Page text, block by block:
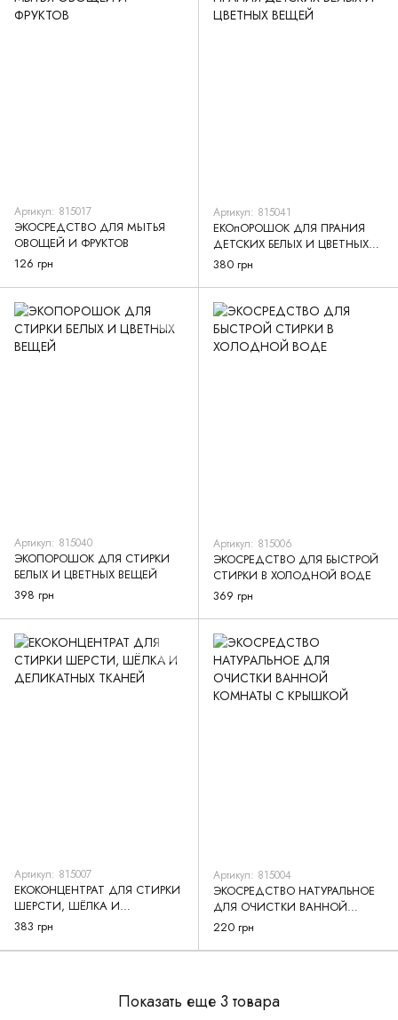
Артикул: 815017
ЭКОСРЕДСТВО ДЛЯ МЫТЬЯ
ОВОЩЕЙ И ФРУКТОВ
126 грн
Артикул: 815041
ЕКОпОРОШОК ДЛЯ ПРАНИЯ
ДЕТСКИХ БЕЛЫХ И ЦВЕТНЫХ
ВЕЩЕЙ
380 грн
Артикул: 815040
ЭКОПОРОШОК ДЛЯ СТИРКИ
БЕЛЫХ И ЦВЕТНЫХ ВЕЩЕЙ
398 грн
Артикул: 815006
ЭКОСРЕДСТВО ДЛЯ БЫСТРОЙ
СТИРКИ В ХОЛОДНОЙ ВОДЕ
369 грн
Артикул: 815007
ЕКОКОНЦЕНТРАТ ДЛЯ СТИРКИ
ШЕРСТИ, ШЁЛКА И
ДЕЛИКАТНЫХ ТКАНЕЙ
383 грн
Артикул: 815004
ЭКОСРЕДСТВО НАТУРАЛЬНОЕ
ДЛЯ ОЧИСТКИ ВАННОЙ
КОМНАТЫ С КРЫШКОЙ
220 грн
Показать еще 3 товара